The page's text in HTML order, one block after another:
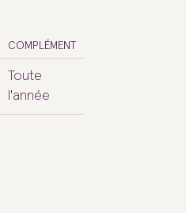
COMPLÉMENT
Toute
l'année